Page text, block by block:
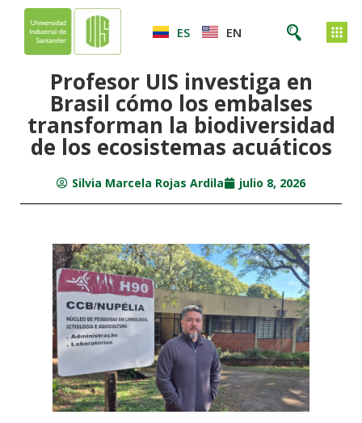
ES EN
Profesor UIS investiga en
Brasil cómo los embalses
transforman la biodiversidad
de los ecosistemas acuáticos
Silvia Marcela Rojas Ardila julio 8, 2026